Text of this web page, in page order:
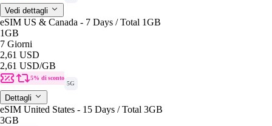
Vedi dettagli
eSIM US & Canada - 7 Days / Total 1GB
1GB
7 Giorni
2,61 USD
2,61 USD/GB
5% di sconto
5G
Dettagli
eSIM United States - 15 Days / Total 3GB
3GB